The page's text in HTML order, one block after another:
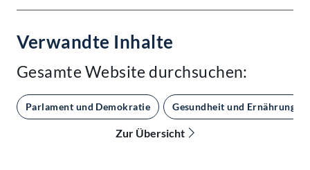
Verwandte Inhalte
Gesamte Website durchsuchen:
Parlament und Demokratie Gesundheit und Ernährung
Zur Übersicht